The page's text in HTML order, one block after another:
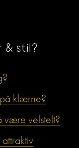
stil?
klærne?
være velstelt?